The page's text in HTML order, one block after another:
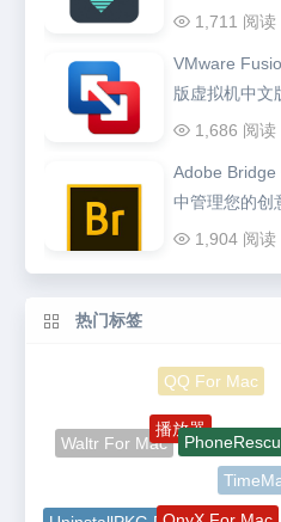
1,711 阅读
VMware
版虚拟机中文
测可用
1,686 阅读
Adobe Bridge
中管理您的创
文版1,904 阅读
热门标签
QQ For Mac
Waltr For Mac
播放器
UninstallPKG For MacOnyX For Mac